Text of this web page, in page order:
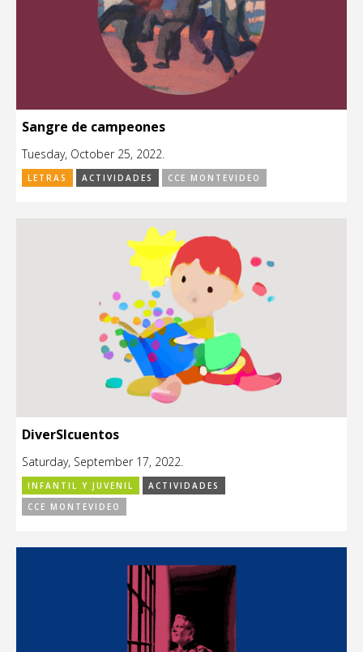
Sangre de campeones
Tuesday, October 25, 2022.
LETRAS ACTIVIDADES CCE MONTEVIDEO
DiverSIcuentos
Saturday, September 17, 2022.
INFANTIL Y JUVENIL
ACTIVIDADES
CCE MONTEVIDEO